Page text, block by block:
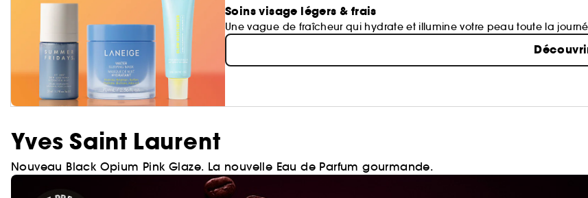
Soins visage légers & frais
Une vague de fraîcheur qui hydrate et illumine votre peau toute la
Yves Saint Laurent
Nouveau Black Opium Pink Glaze. La nouvelle Eau de Parfum gourmande.